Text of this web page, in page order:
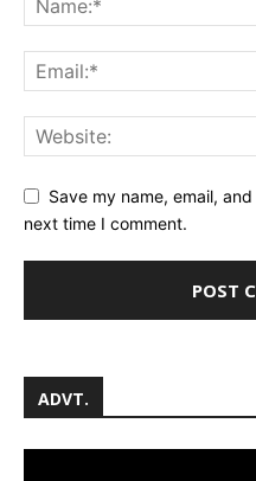
Save my name, email,
next time I comment.
ADVT.